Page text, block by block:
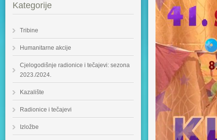
Kategorije
Tribine
Humanitarne akcije
Cjelogodišnje radionice i tečajevi: sezona
2023./2024.
Kazalište
Radionice i tečajevi
Izložbe